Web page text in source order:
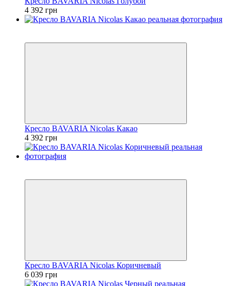
4 392 грн
Кресло BAVARIA Nicolas Какао
4 392 грн
Кресло BAVARIA Nicolas Коричневый
6 039 грн